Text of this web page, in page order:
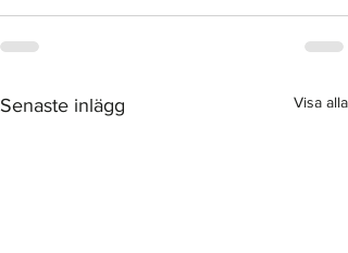
Senaste inlägg Visa alla